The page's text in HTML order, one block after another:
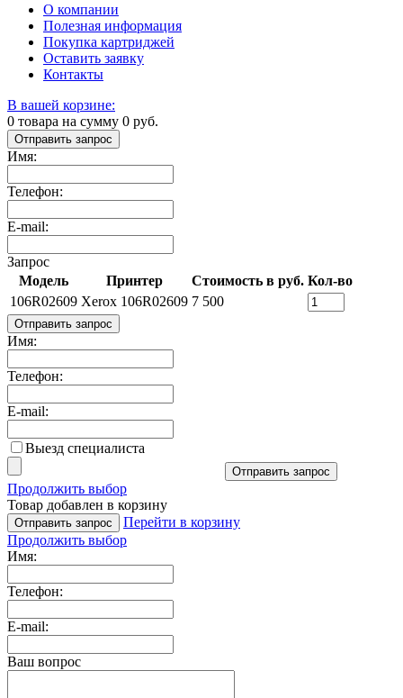
О компании
Полезная информация
Покупка картриджей
Оставить заявку
Контакты
В вашей корзине:
0 товара на сумму 0 руб.
Отправить запрос
Имя:
Телефон:
E-mail:
Запрос
Модель
Принтер Стоимость в руб. Кол-во
106R02609 Xerox 106R02609 7 500
Отправить запрос
Имя:
Телефон:
E-mail:
Выезд специалиста
Отправить запрос
Продолжить выбор
Товар добавлен в корзину
Отправить запрос
Перейти в корзину
Продолжить выбор
Имя:
Телефон:
E-mail:
Ваш вопрос